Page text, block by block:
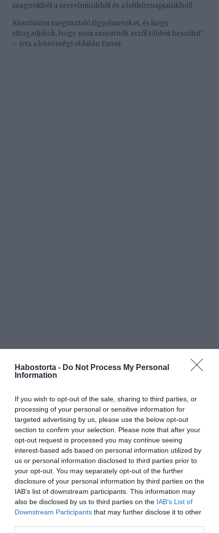
Habostorta - Do Not Process My Personal
Information
If you wish to opt-out of the sale, sharing to third parties, or
processing of your personal or sensitive information for
targeted advertising by us, please use the below opt-out
section to confirm your selection. Please note that after your
opt-out request is processed you may continue seeing
interest-based ads based on personal information utilized by
us or personal information disclosed to third parties prior to
your opt-out. You may separately opt-out of the further
disclosure of your personal information by third parties on the
IAB’s list of downstream participants. This information may
also be disclosed by us to third parties on the IAB’s List of
Downstream Participants that may further disclose it to other
magunkból a szerelmünkből és a hétköznapjainkból!
Köszönöm megtisztelő figyelmeteket, és hogy
elfogadjátok, hogy nem szeretnék erről többet beszélni”
– írta a közösségi oldalán Fanni.
Weisz Fanni két éve augusztusban egy igazi
tündérmesébe illő helyen, egy eldugott erdei tisztáson
mondta ki a boldogító igent szerelmének, Hajmásy
Péterernek. Boldogságuk már-már határtalannak tűnt,